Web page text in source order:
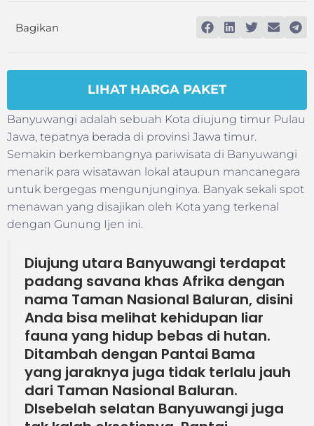
Bagikan
LIHAT HARGA PAKET
Banyuwangi adalah sebuah Kota diujung timur Pulau
Jawa, tepatnya berada di provinsi Jawa timur.
Semakin berkembangnya pariwisata di Banyuwangi
menarik para wisatawan lokal ataupun mancanegara
untuk bergegas mengunjunginya. Banyak sekali spot
menawan yang disajikan oleh Kota yang terkenal
dengan Gunung Ijen ini.
Diujung utara Banyuwangi terdapat
padang savana khas Afrika dengan
nama Taman Nasional Baluran, disini
Anda bisa melihat kehidupan liar
fauna yang hidup bebas di hutan.
Ditambah dengan Pantai Bama
yang jaraknya juga tidak terlalu jauh
dari Taman Nasional Baluran.
DIsebelah selatan Banyuwangi juga